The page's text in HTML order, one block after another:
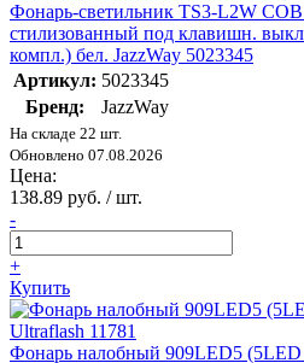
Фонарь-светильник TS3-L2W
стилизованный под клавишн.
компл.) бел. JazzWay 5023345
Артикул: 5023345
Бренд:
JazzWay
На складе 22 шт.
Обновлено 07.08.2026
Цена:
138.89 руб. / шт.
-
+
Купить
Фонарь налобный 909LED5